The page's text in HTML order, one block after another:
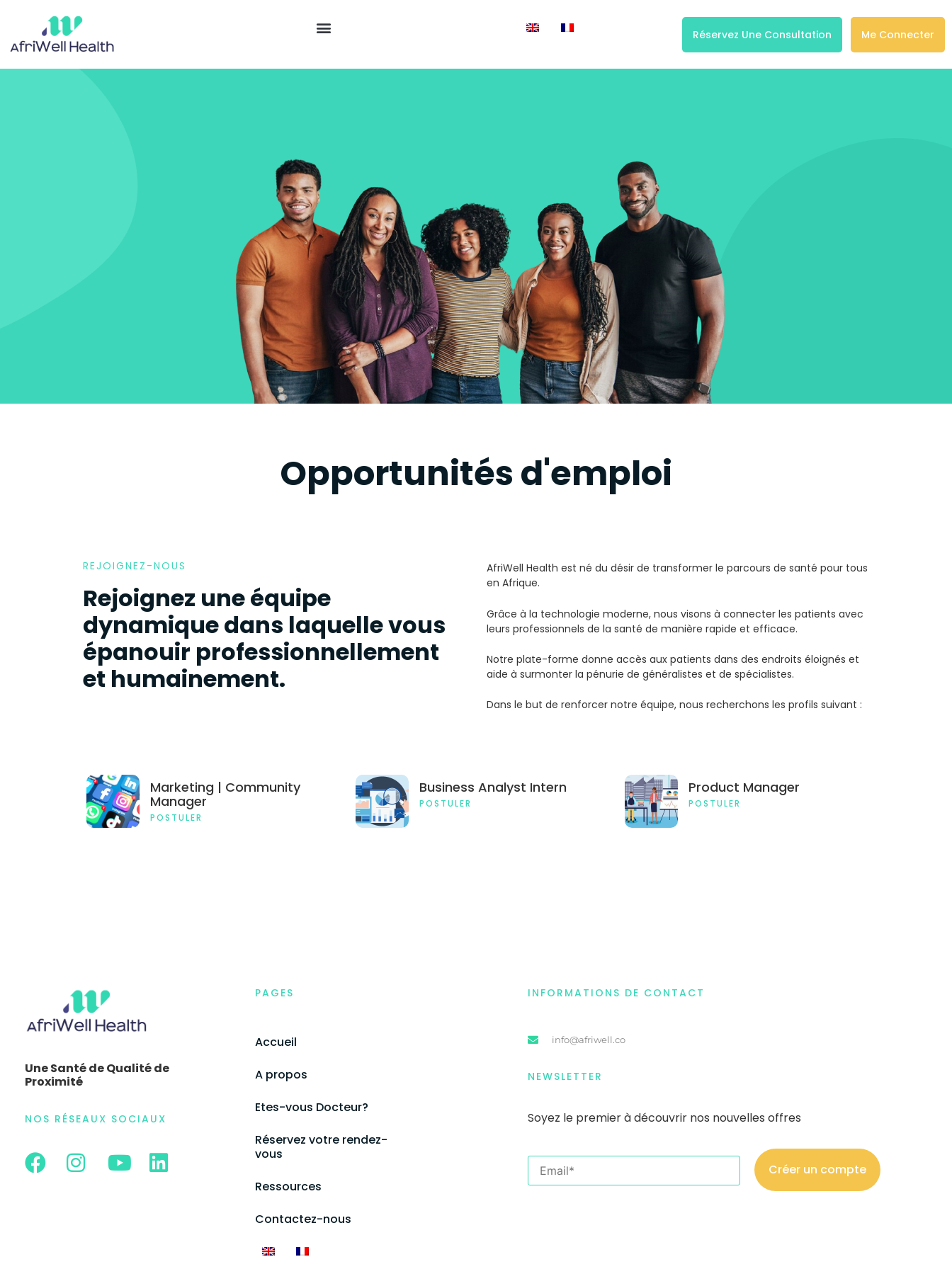
Réservez Une Consultation Me Connecter
Opportunités d'emploi​
REJOIGNEZ-NOUS
Rejoignez une équipe
dynamique dans laquelle vous
épanouir professionnellement
et humainement.
AfriWell Health est né du désir de transformer le parcours de santé pour tous
en Afrique.
Grâce à la technologie moderne, nous visons à connecter les patients avec
leurs professionnels de la santé de manière rapide et efficace.
Notre plate-forme donne accès aux patients dans des endroits éloignés et
aide à surmonter la pénurie de généralistes et de spécialistes.
Dans le but de renforcer notre équipe, nous recherchons les profils suivant :
Marketing | Community
Manager
POSTULER
Business Analyst Intern
POSTULER
Product Manager
POSTULER
Une Santé de Qualité de
Proximité
NOS RÉSEAUX SOCIAUX
PAGES
Accueil
A propos
Etes-vous Docteur?
Réservez votre rendez-
vous
Ressources
Contactez-nous
INFORMATIONS DE CONTACT
info@afriwell.co
NEWSLETTER
Soyez le premieràdécouvrir nos nouvelles offres